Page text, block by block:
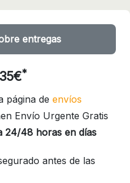
entregas
*
página de envíos
Envío Urgente Gratis
24/48 horas en días
antes de las